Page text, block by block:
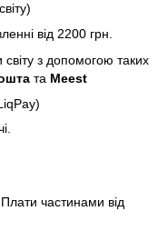
від 2200 грн.
світу з допомогою таких
та Meest
частинами від